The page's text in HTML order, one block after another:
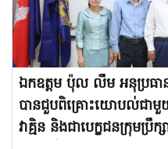
ឯកឧត្ដម ប៉ុល លឹម អនុប្រធា
បានជួបពិគ្រោះយោបល់ជាមួ
វាគ្មិន និងជាបេក្ខជនក្រុមប្រឹក្សារាជធានី